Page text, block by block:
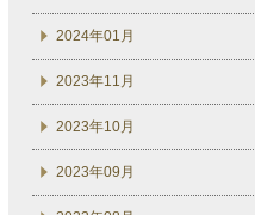
2024年01月
2023年11月
2023年10月
2023年09月